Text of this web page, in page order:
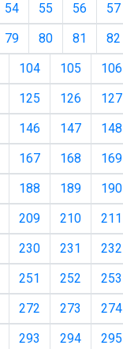
54 55 56 57
79 80 81 82
104 105 106
125 126 127
146 147 148
167 168 169
188 189 190
209 210 211
230 231 232
251 252 253
272 273 274
293 294 295